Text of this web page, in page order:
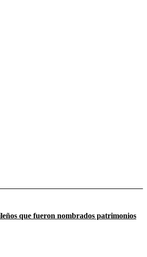
que fueron nombrados patrimonios